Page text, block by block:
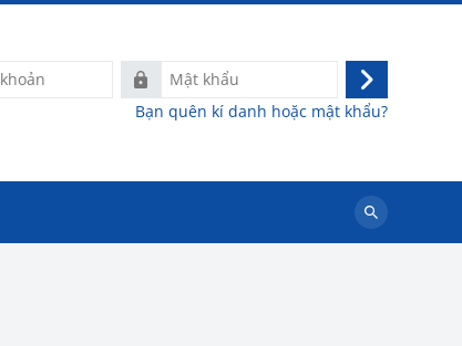
Mật
khẩu
Đăng
nhập
Bạn quên kí danh hoặc mật khẩu?
Tìm